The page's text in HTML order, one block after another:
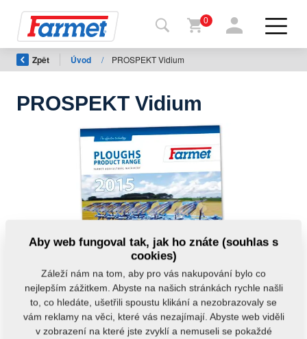
Zpět
na
stažení
0
Zpět Úvod / PROSPEKT Vidium
PROSPEKT Vidium
Aby web fungoval tak, jak ho znáte (souhlas s
cookies)
Záleží nám na tom, aby pro vás nakupování bylo co
nejlepším zážitkem. Abyste na našich stránkách rychle našli
to, co hledáte, ušetřili spoustu klikání a nezobrazovaly se
vám reklamy na věci, které vás nezajímají. Abyste web viděli
v zobrazení na které jste zvyklí a nemuseli se pokaždé